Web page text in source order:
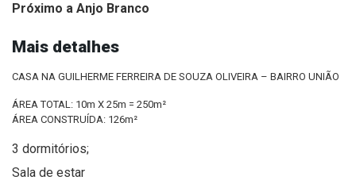
Próximo a Anjo Branco
Mais detalhes
CASA NA GUILHERME FERREIRA DE SOUZA OLIVEIRA – BAIRRO UNIÃO
ÁREA TOTAL: 10m X 25m = 250m²
ÁREA CONSTRUÍDA: 126m²
3 dormitórios;
Sala de estar